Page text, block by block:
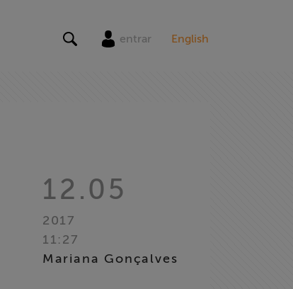
entrar English
12.05
2017
11:27
Mariana Gonçalves